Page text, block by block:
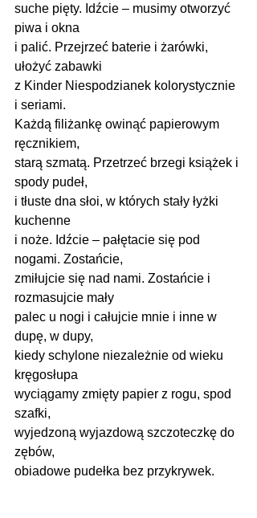
suche pięty. Idźcie – musimy otworzyć
piwa i okna
i palić. Przejrzeć baterie i żarówki,
ułożyć zabawki
z Kinder Niespodzianek kolorystycznie
i seriami.
Każdą filiżankę owinąć papierowym
ręcznikiem,
starą szmatą. Przetrzeć brzegi książek i
spody pudeł,
i tłuste dna słoi, w których stały łyżki
kuchenne
i noże. Idźcie – pałętacie się pod
nogami. Zostańcie,
zmiłujcie się nad nami. Zostańcie i
rozmasujcie mały
palec u nogi i całujcie mnie i inne w
dupę, w dupy,
kiedy schylone niezależnie od wieku
kręgosłupa
wyciągamy zmięty papier z rogu, spod
szafki,
wyjedzoną wyjazdową szczoteczkę do
zębów,
obiadowe pudełka bez przykrywek.